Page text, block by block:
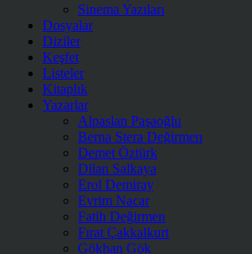
Sinema Yazıları
Dosyalar
Diziler
Keşfet
Listeler
Kitaplık
Yazarlar
Alpaslan Paşaoğlu
Berna Stera Değirmen
Demet Öztürk
Dilan Salkaya
Erol Demiray
Evrim Nacar
Fatih Değirmen
Fırat Çakkalkurt
Gökhan Gök